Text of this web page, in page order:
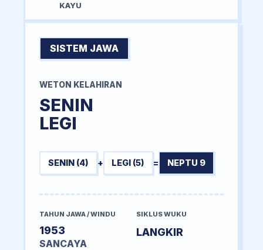
KAYU
SISTEM JAWA
WETON KELAHIRAN
SENIN
LEGI
SENIN (4) + LEGI (5) = NEPTU 9
TAHUN JAWA / WINDU
1953
SANCAYA
SIKLUS WUKU
LANGKIR